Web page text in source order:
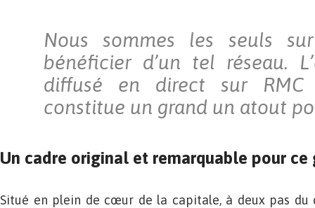
Nous sommes les seuls
bénéficier d’un tel réseau.
diffusé en direct sur
constitue un grand un atout
Un cadre original et remarquable pour ce
Situé en plein de cœur de la capitale, à deux pas du